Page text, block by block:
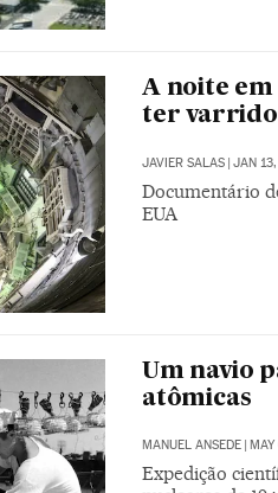
A noite
ter varrido
JAVIER SALAS | JAN
Documentário
EUA
Um navio
atômicas
MANUEL ANSEDE
Expedição